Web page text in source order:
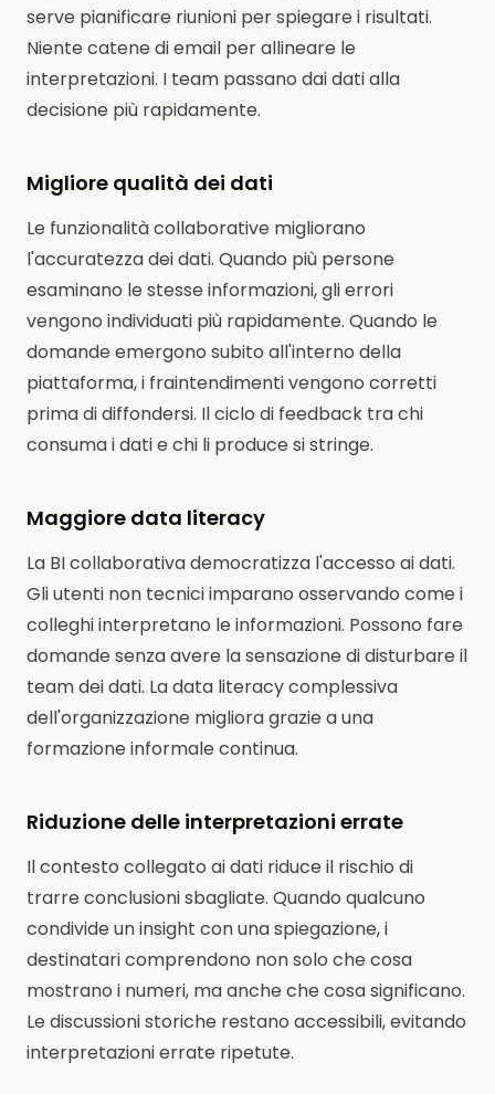
serve pianificare riunioni per spiegare i risultati.
Niente catene di email per allineare le
interpretazioni. I team passano dai dati alla
decisione più rapidamente.
Migliore qualità dei dati
Le funzionalità collaborative migliorano
l'accuratezza dei dati. Quando più persone
esaminano le stesse informazioni, gli errori
vengono individuati più rapidamente. Quando le
domande emergono subito all'interno della
piattaforma, i fraintendimenti vengono corretti
prima di diffondersi. Il ciclo di feedback tra chi
consuma i dati e chi li produce si stringe.
Maggiore data literacy
La BI collaborativa democratizza l'accesso ai dati.
Gli utenti non tecnici imparano osservando come i
colleghi interpretano le informazioni. Possono fare
domande senza avere la sensazione di disturbare il
team dei dati. La data literacy complessiva
dell'organizzazione migliora grazie a una
formazione informale continua.
Riduzione delle interpretazioni errate
Il contesto collegato ai dati riduce il rischio di
trarre conclusioni sbagliate. Quando qualcuno
condivide un insight con una spiegazione, i
destinatari comprendono non solo che cosa
mostrano i numeri, ma anche che cosa significano.
Le discussioni storiche restano accessibili, evitando
interpretazioni errate ripetute.